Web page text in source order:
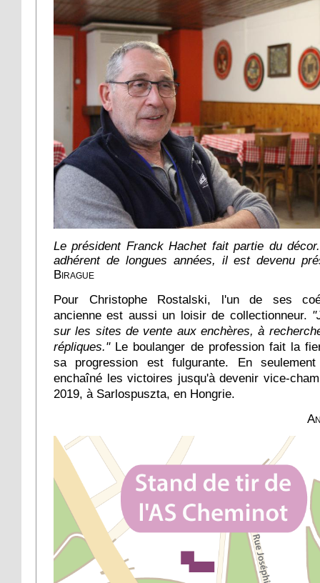
Le président Franck Hachet fait partie du
adhérent de longues années, il est devenu
Birague
Pour Christophe Rostalski, l'un de ses
ancienne est aussi un loisir de collectionneur.
sur les sites de vente aux enchères, à
répliques." Le boulanger de profession fait la
sa progression est fulgurante. En
enchaîné les victoires jusqu'à devenir vice-
2019, à Sarlospuszta, en Hongrie.